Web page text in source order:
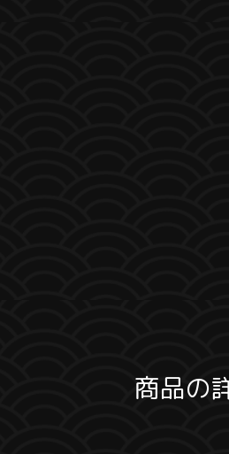
商品の